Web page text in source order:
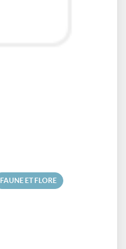
FAUNE ET FLORE